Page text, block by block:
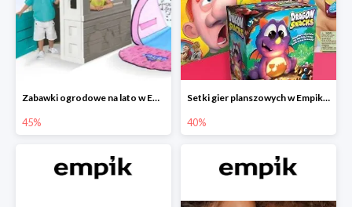
Zabawki ogrodowe na lato w Empiku do -45%
45%
Setki gier planszowych w Empiku do -40%
40%